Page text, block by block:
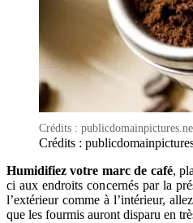
Crédits :
Crédits :
Humidifiez votre marc de café,
ci aux endroits concernés par la
l’extérieur comme à l’intérieur,
que les fourmis auront disparu en